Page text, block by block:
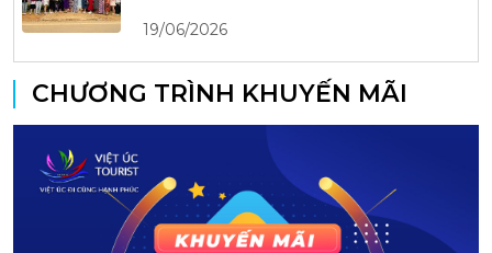
19/06/2026
CHƯƠNG TRÌNH KHUYẾN MÃI